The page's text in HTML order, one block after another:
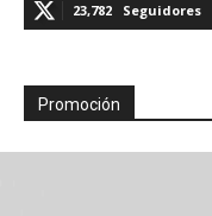
23,782 Seguidores
Promoción